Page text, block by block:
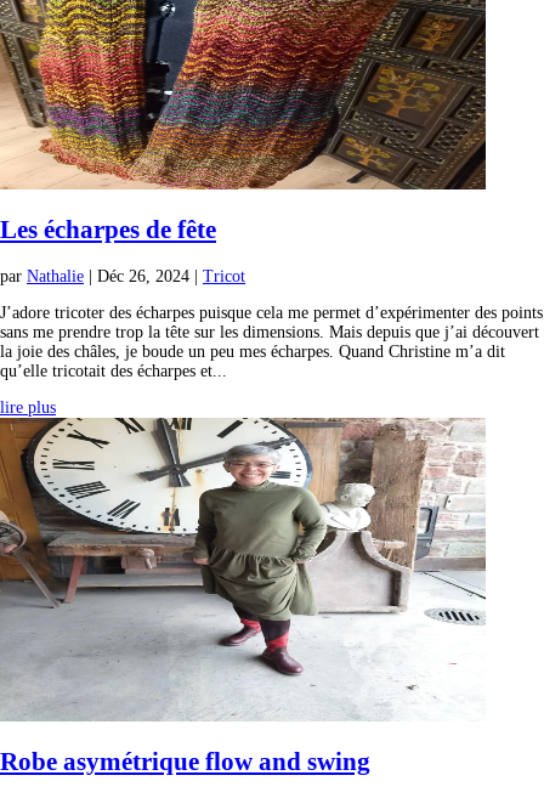
Les écharpes de fête
par Nathalie | Déc 26, 2024 | Tricot
J’adore tricoter des écharpes puisque cela me permet d’expérimenter des points
sans me prendre trop la tête sur les dimensions. Mais depuis que j’ai découvert
la joie des châles, je boude un peu mes écharpes. Quand Christine m’a dit
qu’elle tricotait des écharpes et...
lire plus
Robe asymétrique flow and swing